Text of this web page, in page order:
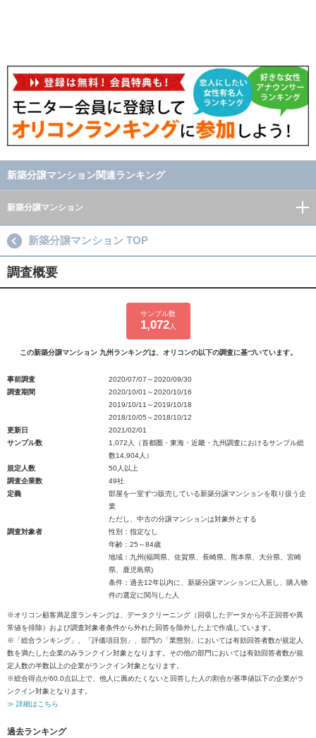
新築分譲マンション関連ランキング
新築分譲マンション
新築分譲マンション TOP
調査概要
サンプル数
1,072人
この新築分譲マンション 九州ランキングは、オリコンの以下の調査に基づいています。
事前調査
2020/07/07～2020/09/30
調査期間
2020/10/01～2020/10/16
2019/10/11～2019/10/18
2018/10/05～2018/10/12
更新日
2021/02/01
サンプル数
1,072人（首都圏・東海・近畿・九州調査におけるサンプル総
数14,904人）
規定人数
50人以上
調査企業数
49社
定義
部屋を一室ずつ販売している新築分譲マンションを取り扱う企
業
ただし、中古の分譲マンションは対象外とする
調査対象者
性別：指定なし
年齢：25～84歳
地域：九州(福岡県、佐賀県、長崎県、熊本県、大分県、宮崎
県、鹿児島県)
条件：過去12年以内に、新築分譲マンションに入居し、購入物
件の選定に関与した人
※オリコン顧客満足度ランキングは、データクリーニング（回収したデータから不正回答や異
常値を排除）および調査対象者条件から外れた回答を除外した上で作成しています。
※「総合ランキング」、「評価項目別」、部門の「業態別」においては有効回答者数が規定人
数を満たした企業のみランクイン対象となります。その他の部門においては有効回答者数が規
定人数の半数以上の企業がランクイン対象となります。
※総合得点が60.0点以上で、他人に薦めたくないと回答した人の割合が基準値以下の企業がラ
ンクイン対象となります。
≫ 詳細はこちら
過去ランキング